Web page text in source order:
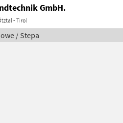
GmbH.
- Tirol
/ Stepa